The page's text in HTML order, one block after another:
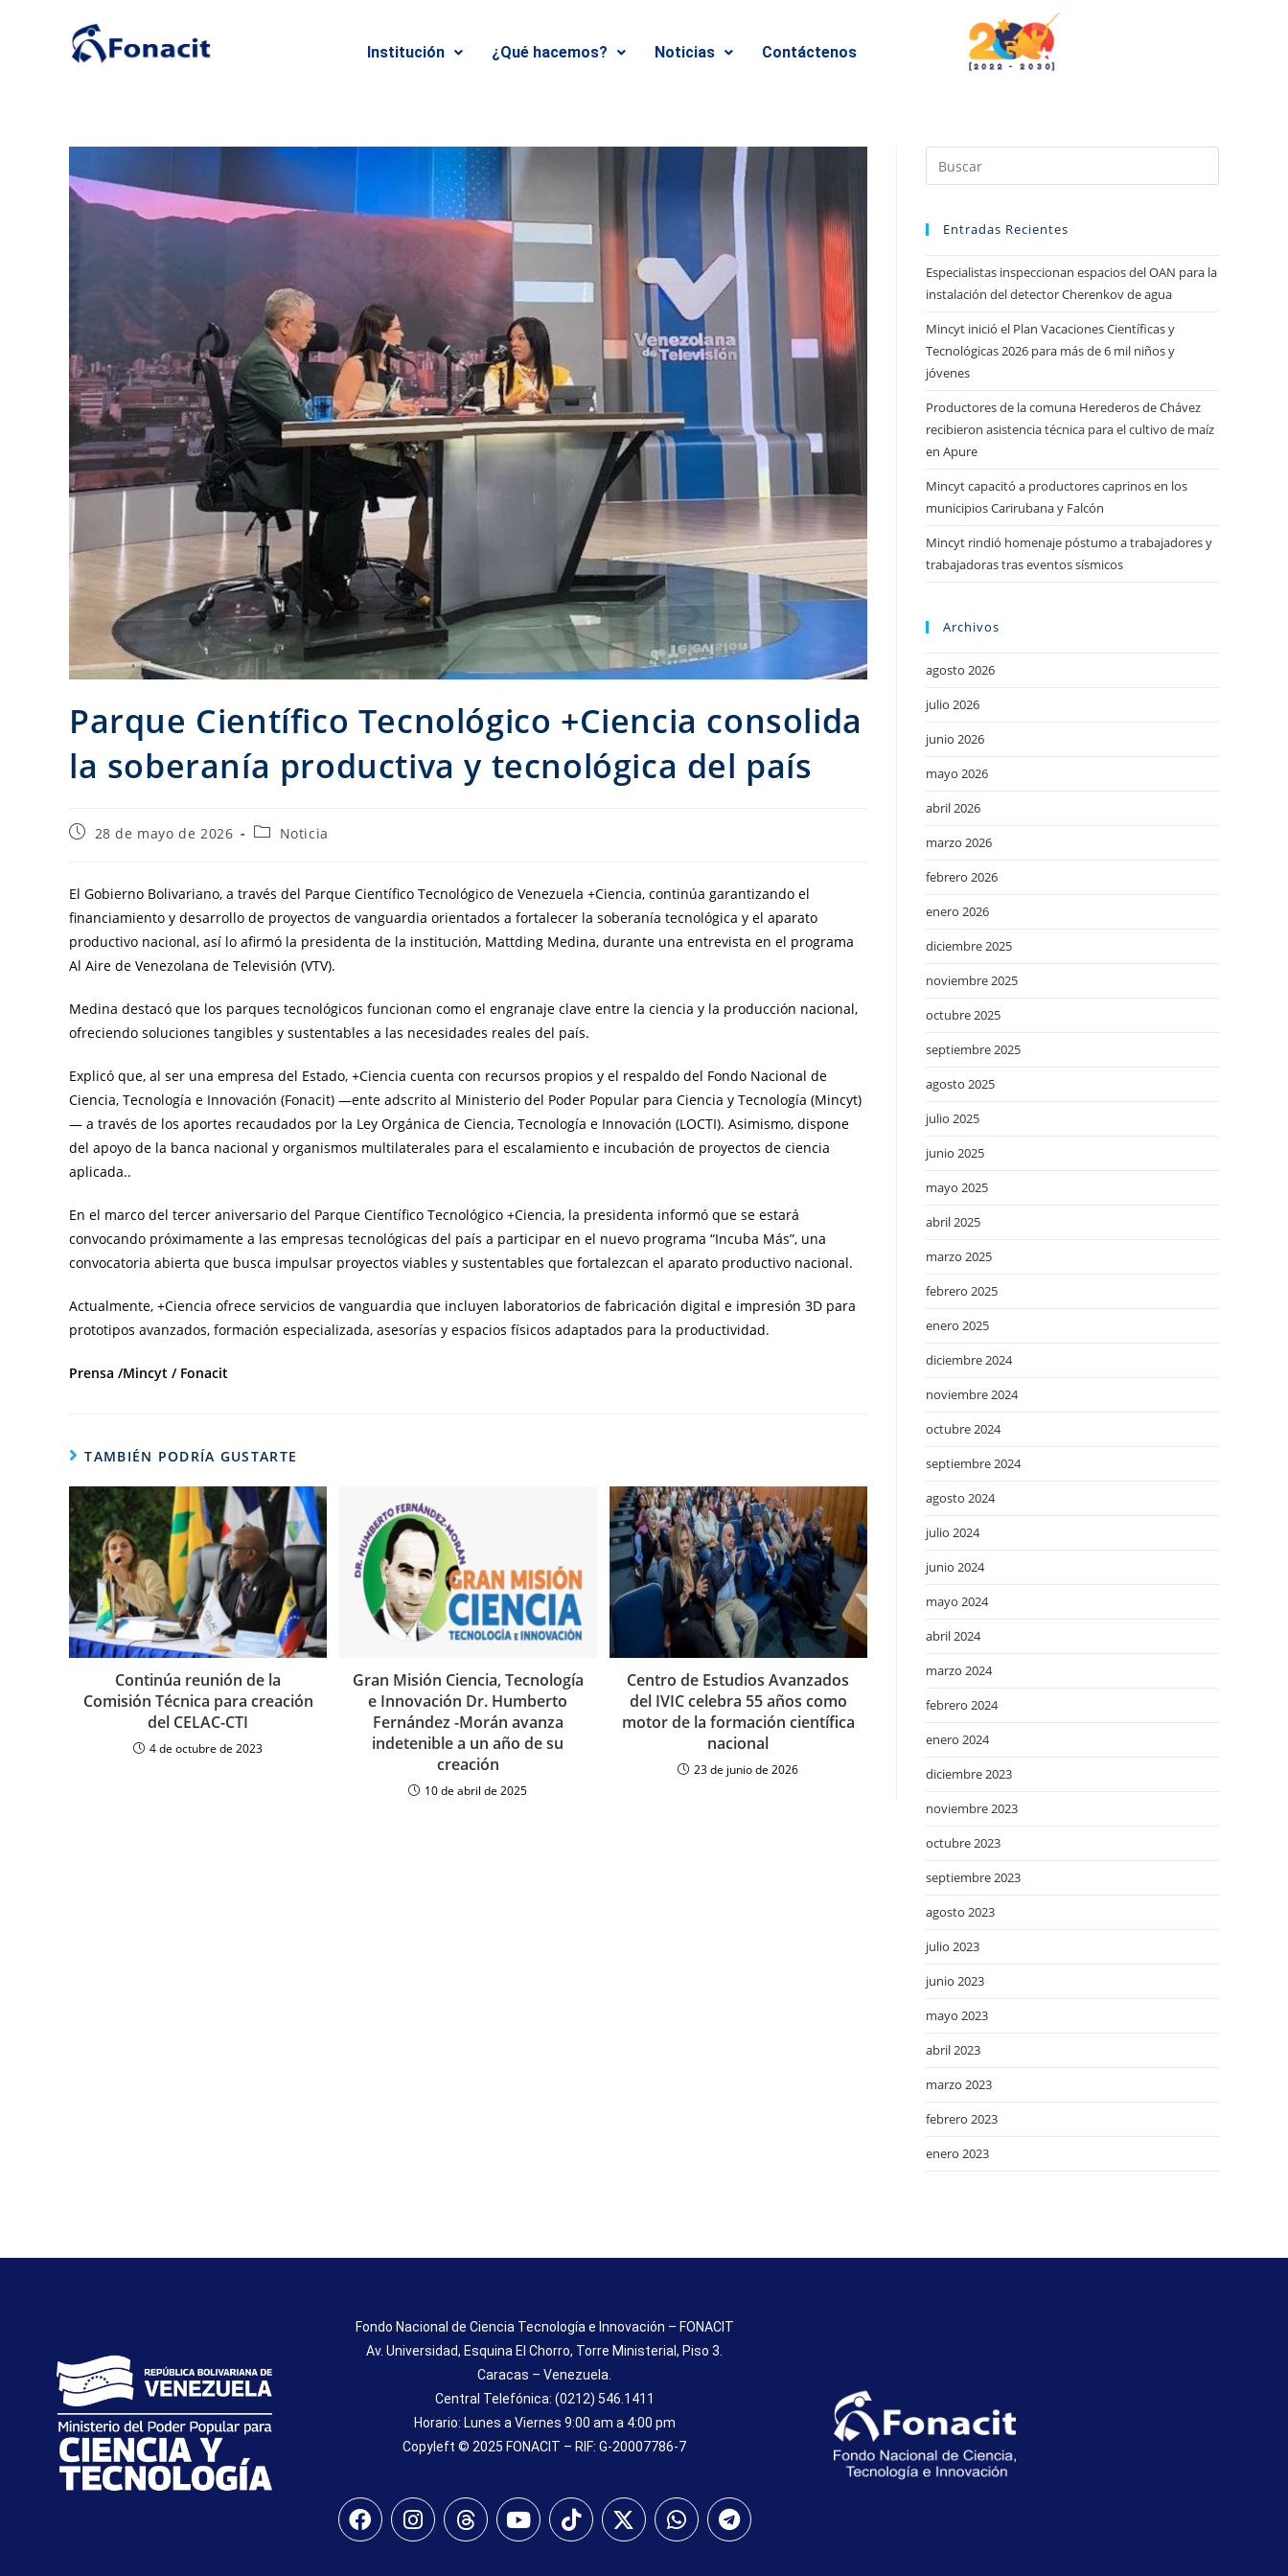
Institución ¿Qué hacemos? Noticias Contáctenos
Parque Científico Tecnológico +Ciencia consolida
la soberanía productiva y tecnológica del país
28 de mayo de 2026 Noticia
El Gobierno Bolivariano, a través del Parque Científico Tecnológico de Venezuela +Ciencia, continúa garantizando el
financiamiento y desarrollo de proyectos de vanguardia orientados a fortalecer la soberanía tecnológica y el aparato
productivo nacional, así lo afirmó la presidenta de la institución, Mattding Medina, durante una entrevista en el programa
Al Aire de Venezolana de Televisión (VTV).
Medina destacó que los parques tecnológicos funcionan como el engranaje clave entre la ciencia y la producción nacional,
ofreciendo soluciones tangibles y sustentables a las necesidades reales del país.
Explicó que, al ser una empresa del Estado, +Ciencia cuenta con recursos propios y el respaldo del Fondo Nacional de
Ciencia, Tecnología e Innovación (Fonacit) —ente adscrito al Ministerio del Poder Popular para Ciencia y Tecnología (Mincyt)
— a través de los aportes recaudados por la Ley Orgánica de Ciencia, Tecnología e Innovación (LOCTI). Asimismo, dispone
del apoyo de la banca nacional y organismos multilaterales para el escalamiento e incubación de proyectos de ciencia
aplicada..
En el marco del tercer aniversario del Parque Científico Tecnológico +Ciencia, la presidenta informó que se estará
convocando próximamente a las empresas tecnológicas del país a participar en el nuevo programa “Incuba Más”, una
convocatoria abierta que busca impulsar proyectos viables y sustentables que fortalezcan el aparato productivo nacional.
Actualmente, +Ciencia ofrece servicios de vanguardia que incluyen laboratorios de fabricación digital e impresión 3D para
prototipos avanzados, formación especializada, asesorías y espacios físicos adaptados para la productividad.
Prensa /Mincyt / Fonacit
TAMBIÉN PODRÍA GUSTARTE
Continúa reunión de la
Comisión Técnica para creación
del CELAC-CTI
4 de octubre de 2023
Gran Misión Ciencia, Tecnología
e Innovación Dr. Humberto
Fernández -Morán avanza
indetenible a un año de su
creación
10 de abril de 2025
Centro de Estudios Avanzados
del IVIC celebra 55 años como
motor de la formación científica
nacional
23 de junio de 2026
Entradas Recientes
Especialistas inspeccionan espacios del OAN para la
instalación del detector Cherenkov de agua
Mincyt inició el Plan Vacaciones Científicas y
Tecnológicas 2026 para más de 6 mil niños y
jóvenes
Productores de la comuna Herederos de Chávez
recibieron asistencia técnica para el cultivo de maíz
en Apure
Mincyt capacitó a productores caprinos en los
municipios Carirubana y Falcón
Mincyt rindió homenaje póstumo a trabajadores y
trabajadoras tras eventos sísmicos
Archivos
agosto 2026
julio 2026
junio 2026
mayo 2026
abril 2026
marzo 2026
febrero 2026
enero 2026
diciembre 2025
noviembre 2025
octubre 2025
septiembre 2025
agosto 2025
julio 2025
junio 2025
mayo 2025
abril 2025
marzo 2025
febrero 2025
enero 2025
diciembre 2024
noviembre 2024
octubre 2024
septiembre 2024
agosto 2024
julio 2024
junio 2024
mayo 2024
abril 2024
marzo 2024
febrero 2024
enero 2024
diciembre 2023
noviembre 2023
octubre 2023
septiembre 2023
agosto 2023
julio 2023
junio 2023
mayo 2023
abril 2023
marzo 2023
febrero 2023
enero 2023
Fondo Nacional de Ciencia Tecnología e Innovación – FONACIT
Av. Universidad, Esquina El Chorro, Torre Ministerial, Piso 3.
Caracas – Venezuela.
Central Telefónica: (0212) 546.1411
Horario: Lunes a Viernes 9:00 am a 4:00 pm
Copyleft © 2025 FONACIT – RIF: G-20007786-7